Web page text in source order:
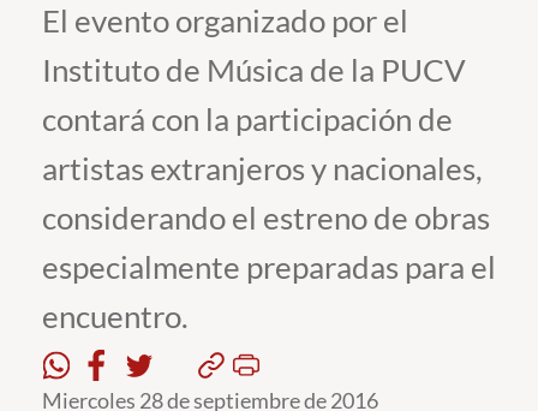
Admisión
Pregrado
Postgrado
Formación Continua
Estudiantes
Académicos
Funcionarios
El evento organizado por el
Instituto de Música de la PUCV
contará con la participación de
artistas extranjeros y nacionales,
considerando el estreno de obras
especialmente preparadas para el
encuentro.
Miercoles 28 de septiembre de 2016